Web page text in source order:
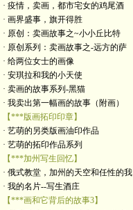
· 疫情，卖画，都市宅女的鸡尾酒
· 画界盛事，旗开得胜
· 原创：卖画故事之~小小丘比特
· 原创系列：卖画故事之-远方的萨
· 给两位女士的画像
· 安琪拉和我的小天使
· 卖画的故事系列-黑猫
· 我卖出第一幅画的故事（附画）
【***版画拓印印章】
· 艺萌的另类版画油印作品
· 艺萌的拓印作品系列
【***加州写生回忆】
· 俄式教堂，加州的天空和任性的我
· 我的名片--写生酒庄
【***画和它背后的故事3】